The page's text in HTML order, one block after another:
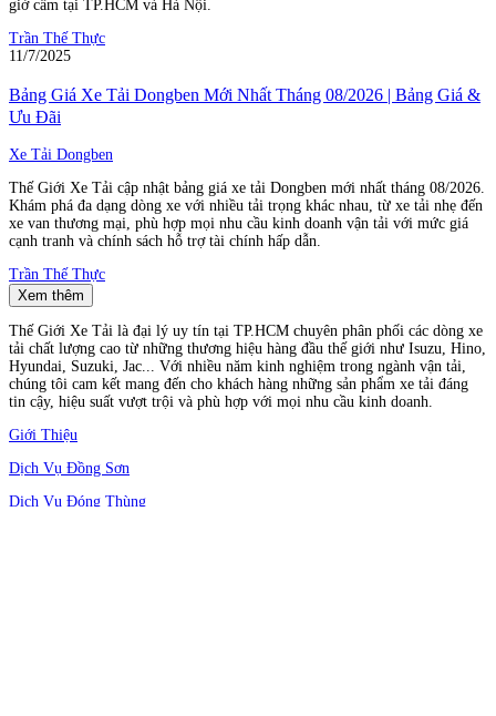
giờ cấm tại TP.HCM và Hà Nội.
Trần Thế Thực
11/7/2025
Bảng Giá Xe Tải Dongben Mới Nhất Tháng 08/2026 | Bảng Giá &
Ưu Đãi
Xe Tải Dongben
Thế Giới Xe Tải cập nhật bảng giá xe tải Dongben mới nhất tháng 08/2026.
Khám phá đa dạng dòng xe với nhiều tải trọng khác nhau, từ xe tải nhẹ đến
xe van thương mại, phù hợp mọi nhu cầu kinh doanh vận tải với mức giá
cạnh tranh và chính sách hỗ trợ tài chính hấp dẫn.
Trần Thế Thực
Xem thêm
Thế Giới Xe Tải là đại lý uy tín tại TP.HCM chuyên phân phối các dòng xe
tải chất lượng cao từ những thương hiệu hàng đầu thế giới như Isuzu, Hino,
Hyundai, Suzuki, Jac... Với nhiều năm kinh nghiệm trong ngành vận tải,
chúng tôi cam kết mang đến cho khách hàng những sản phẩm xe tải đáng
tin cậy, hiệu suất vượt trội và phù hợp với mọi nhu cầu kinh doanh.
Giới Thiệu
Dịch Vụ Đồng Sơn
Dịch Vụ Đóng Thùng